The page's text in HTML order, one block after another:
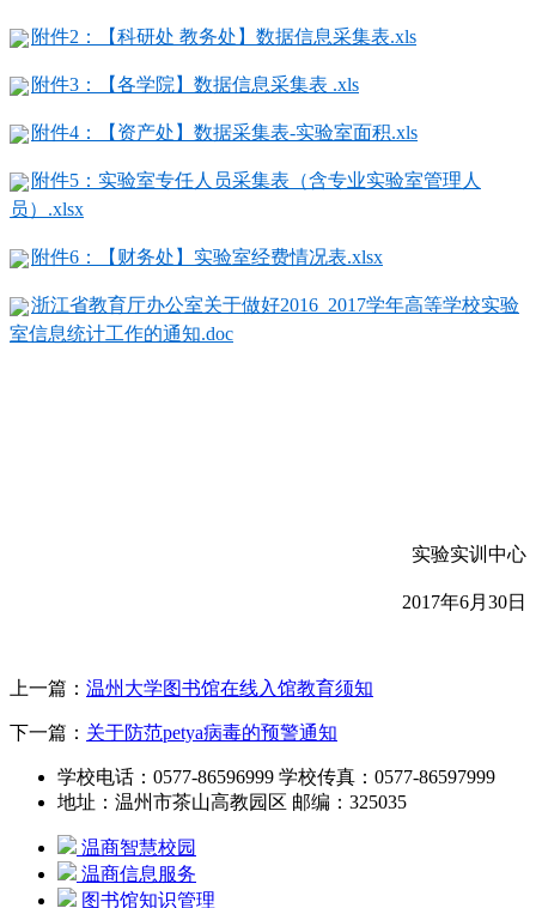
附件2：【科研处 教务处】数据信息采集表.xls
附件3：【各学院】数据信息采集表 .xls
附件4：【资产处】数据采集表-实验室面积.xls
附件5：实验室专任人员采集表（含专业实验室管理人
员）.xlsx
附件6：【财务处】实验室经费情况表.xlsx
浙江省教育厅办公室关于做好2016_2017学年高等学校实验
室信息统计工作的通知.doc
实验实训中心
201 7年6月 30日
上一篇： 温州大学图书馆在线入馆教育须知
下一篇： 关于防范petya病毒的预警通知
学校电话：0577-86596999 学校传真：0577-86597999
地址：温州市茶山高教园区 邮编：325035
温商智慧校园
温商信息服务
图书馆知识管理